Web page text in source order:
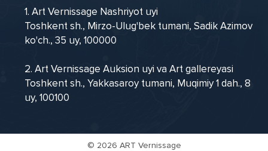
1. Art Vernissage Nashriyot uyi
Toshkent sh., Mirzo-Ulug'bek tumani, Sadik Azimov
ko'ch., 35 uy, 100000
2. Art Vernissage Auksion uyi va Art gallereyasi
Toshkent sh., Yakkasaroy tumani, Muqimiy 1 dah., 8
uy, 100100
© 2026 ART Vernissage